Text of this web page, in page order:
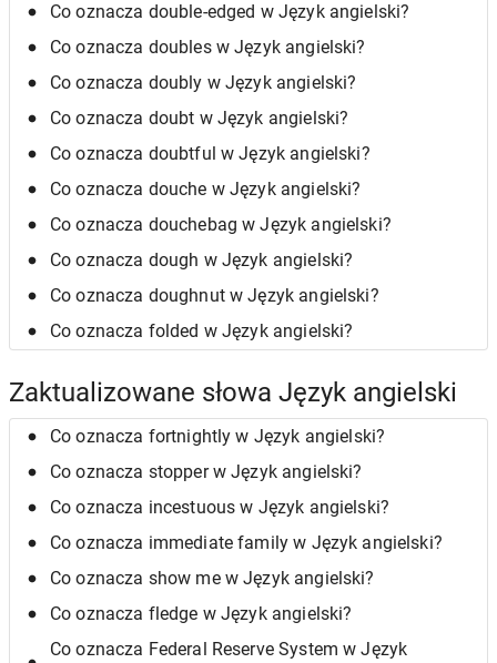
Co oznacza double-edged w Język angielski?
Co oznacza doubles w Język angielski?
Co oznacza doubly w Język angielski?
Co oznacza doubt w Język angielski?
Co oznacza doubtful w Język angielski?
Co oznacza douche w Język angielski?
Co oznacza douchebag w Język angielski?
Co oznacza dough w Język angielski?
Co oznacza doughnut w Język angielski?
Co oznacza folded w Język angielski?
Zaktualizowane słowa Język angielski
Co oznacza fortnightly w Język angielski?
Co oznacza stopper w Język angielski?
Co oznacza incestuous w Język angielski?
Co oznacza immediate family w Język angielski?
Co oznacza show me w Język angielski?
Co oznacza fledge w Język angielski?
Co oznacza Federal Reserve System w Język